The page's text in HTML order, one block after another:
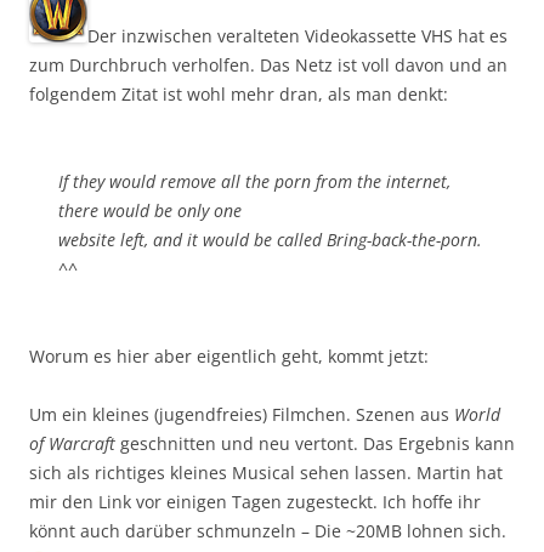
Der inzwischen veralteten Videokassette VHS hat es
zum Durchbruch verholfen. Das Netz ist voll davon und an
folgendem Zitat ist wohl mehr dran, als man denkt:
If they would remove all the porn from the internet,
there would be only one
website left, and it would be called Bring-back-the-porn.
^^
Worum es hier aber eigentlich geht, kommt jetzt:
Um ein kleines (jugendfreies) Filmchen. Szenen aus World
of Warcraft geschnitten und neu vertont. Das Ergebnis kann
sich als richtiges kleines Musical sehen lassen. Martin hat
mir den Link vor einigen Tagen zugesteckt. Ich hoffe ihr
könnt auch darüber schmunzeln – Die ~20MB lohnen sich.